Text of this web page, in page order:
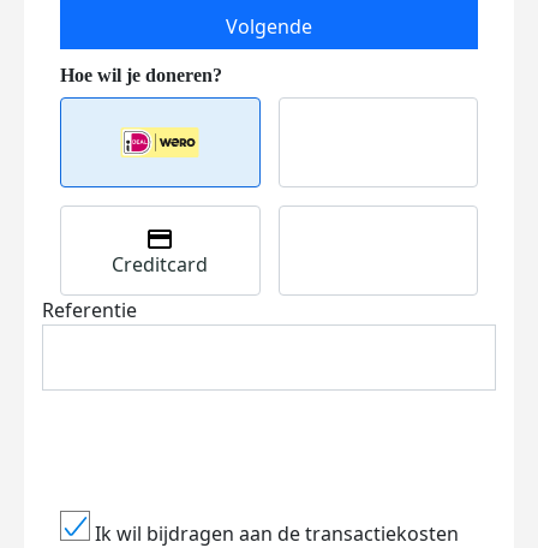
Volgende
Creditcard
Referentie
Ik wil bijdragen aan de transactiekosten